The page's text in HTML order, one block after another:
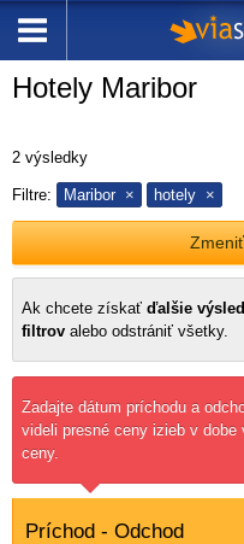
Hotely Maribor
2 výsledky
Filtre: Maribor hotely
Ak chcete získať ďalšie
filtrov alebo odstrániť všetky.
Zadajte dátum príchodu a
videli presné ceny izieb v
ceny.
Príchod - Odchod